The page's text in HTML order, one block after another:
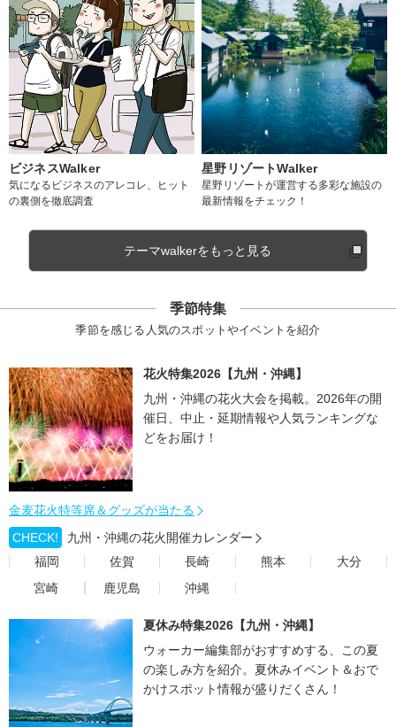
ビジネスWalker
気になるビジネスのアレコレ、ヒット
の裏側を徹底調査
星野リゾートWalker
星野リゾートが運営する多彩な施設の
最新情報をチェック！
テーマwalkerをもっと見る
季節特集
季節を感じる人気のスポットやイベントを紹介
花火特集2026【九州・沖縄】
九州・沖縄の花火大会を掲載。2026年の開
催日、中止・延期情報や人気ランキングな
どをお届け！
金麦花火特等席＆グッズが当たる
CHECK!
九州・沖縄の花火開催カレンダー
福岡
佐賀 長崎 熊本
大分
宮崎
鹿児島 沖縄
夏休み特集2026【九州・沖縄】
ウォーカー編集部がおすすめする、この夏
の楽しみ方を紹介。夏休みイベント＆おで
かけスポット情報が盛りだくさん！